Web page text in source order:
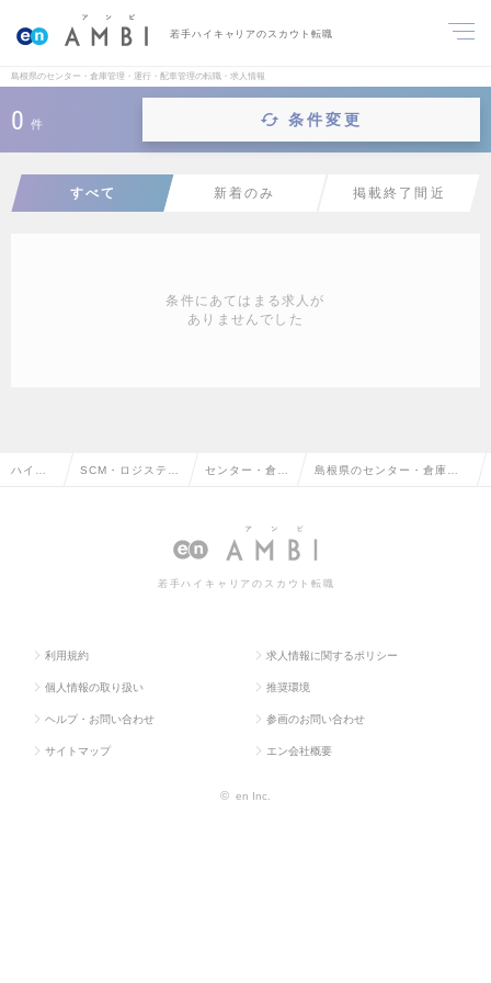
若手ハイキャリアのスカウト転職
島根県のセンター・倉庫管理・運行・配車管理の転職・求人情報
0 件 条件変更
すべて 新着のみ 掲載終了間近
条件にあてはまる求人が
ありませんでした
ハイク SCM・ロジスティ センター・倉庫
車管理
島根県のセンター・倉庫管
職・求人情報一覧
若手ハイキャリアのスカウト転職
利用規約 求人情報に関するポリシー
個人情報の取り扱い 推奨環境
ヘルプ・お問い合わせ 参画のお問い合わせ
サイトマップ エン会社概要
© en Inc.